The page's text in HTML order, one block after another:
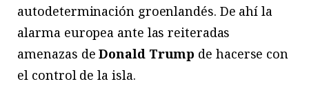
autodeterminación groenlandés. De ahí la
alarma europea ante las reiteradas
amenazas de Donald Trump de hacerse con
el control de la isla.